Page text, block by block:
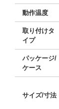
動作温度
取り付けタ
イプ
パッケージ/
ケース
サイズ/寸法